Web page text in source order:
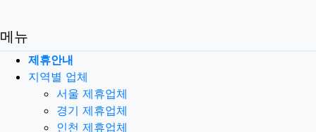
메뉴
제휴안내
지역별 업체
서울 제휴업체
경기 제휴업체
인천 제휴업체